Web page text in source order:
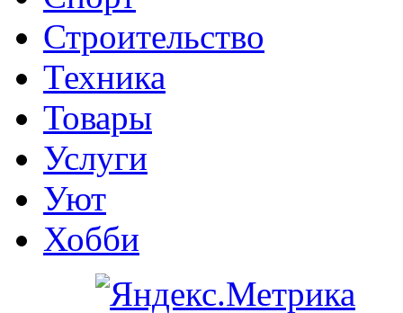
Строительство
Техника
Товары
Услуги
Уют
Хобби